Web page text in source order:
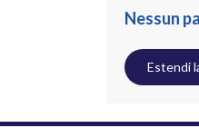
Nessun
Estendi